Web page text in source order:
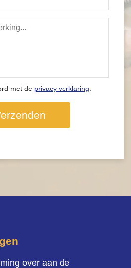
met de privacy verklaring
over aan de